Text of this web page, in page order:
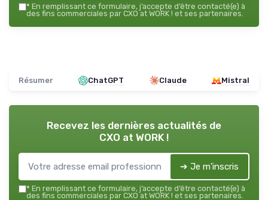
* En remplissant ce formulaire, j’accepte d’être contacté(e) à
des fins commerciales par CXO at WORK ! et ses partenaires.
Résumer ChatGPT Claude Mistral
Recevez les dernières actualités de
CXO at WORK !
➔ Je m'inscris
* En remplissant ce formulaire, j’accepte d’être contacté(e) à
des fins commerciales par CXO at WORK ! et ses partenaires.